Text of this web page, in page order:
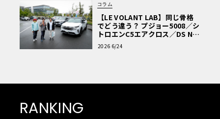
コラム
【LE VOLANT LAB】同じ骨格
でどう違う？ プジョー5008／シ
トロエンC5エアクロス／DS Nº4
読者一気乗りレポート
2026 6/24
RANKING